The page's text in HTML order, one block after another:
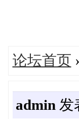
论坛首页 ›
admin 发